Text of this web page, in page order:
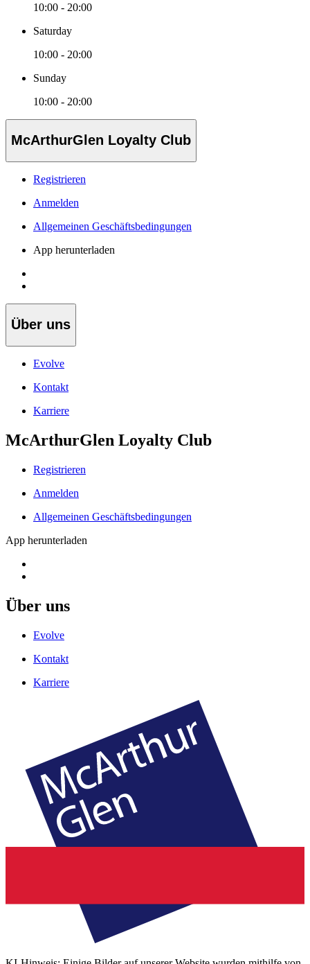
10:00 - 20:00
Saturday
10:00 - 20:00
Sunday
10:00 - 20:00
McArthurGlen Loyalty Club
Registrieren
Anmelden
Allgemeinen Geschäftsbedingungen
App herunterladen
Über uns
Evolve
Kontakt
Karriere
McArthurGlen Loyalty Club
Registrieren
Anmelden
Allgemeinen Geschäftsbedingungen
App herunterladen
Über uns
Evolve
Kontakt
Karriere